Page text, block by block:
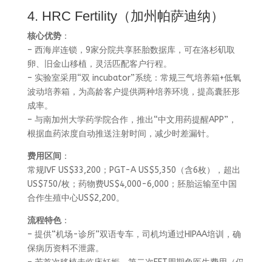
4. HRC Fertility（加州帕萨迪纳）
核心优势：
– 西海岸连锁，9家分院共享胚胎数据库，可在洛杉矶取
卵、旧金山移植，灵活匹配客户行程。
– 实验室采用“双 incubator”系统：常规三气培养箱+低氧
波动培养箱，为高龄客户提供两种培养环境，提高囊胚形
成率。
– 与南加州大学药学院合作，推出“中文用药提醒APP”，
根据血药浓度自动推送注射时间，减少时差漏针。
费用区间 ：
常规IVF US$33,200；PGT-A US$5,350（含6枚），超出
US$750/枚；药物费US$4,000-6,000；胚胎运输至中国
合作生殖中心US$2,200。
流程特色：
– 提供“机场-诊所”双语专车，司机均通过HIPAA培训，确
保病历资料不泄露。